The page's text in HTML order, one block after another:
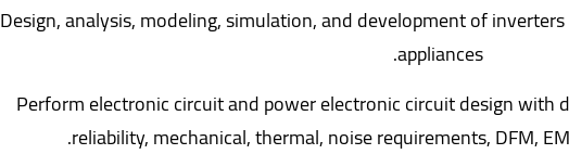
Design, analysis, modeling, simulation, and development of
appliances.
Perform electronic circuit and power electronic circuit design with
reliability, mechanical, thermal, noise requirements, DFM,